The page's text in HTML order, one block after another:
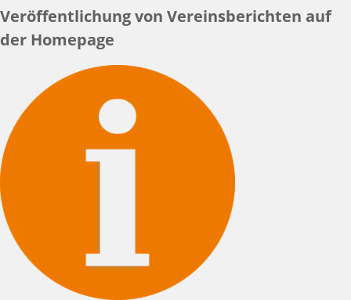
Veröffentlichung von Vereinsberichten auf
der Homepage